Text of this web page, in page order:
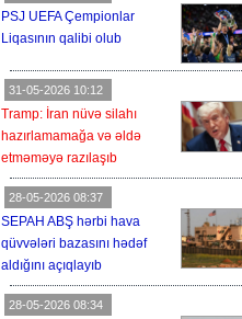
PSJ UEFA Çempionlar
Liqasının qalibi olub
31-05-2026 10:12
Tramp: İran nüvə silahı
hazırlamamağa və əldə
etməməyə razılaşıb
28-05-2026 08:37
SEPAH ABŞ hərbi hava
qüvvələri bazasını hədəf
aldığını açıqlayıb
28-05-2026 08:34